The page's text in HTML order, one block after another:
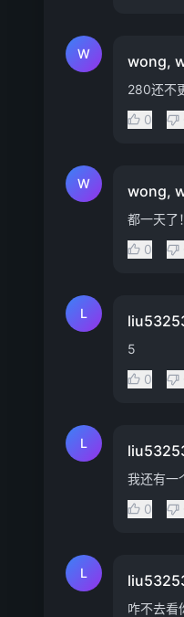
W wong,
280还不
0
W wong,
都一天了
0
L
5
0
L
我还有一
0
L
咋不去看